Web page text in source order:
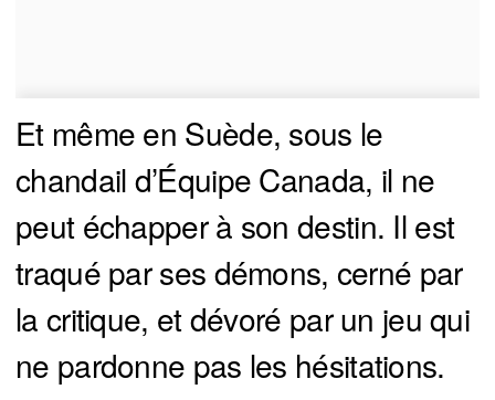
Et même en Suède, sous le
chandail d’Équipe Canada, il ne
peut échapper à son destin. Il est
traqué par ses démons, cerné par
la critique, et dévoré par un jeu qui
ne pardonne pas les hésitations.